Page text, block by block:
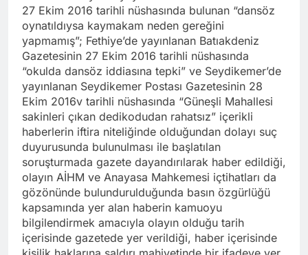
27 Ekim 2016 tarihli nüshasında bulunan “dansöz
oynatıldıysa kaymakam neden gereğini
yapmamış”; Fethiye’de yayınlanan Batıakdeniz
Gazetesinin 27 Ekim 2016 tarihli nüshasında
“okulda dansöz iddiasına tepki” ve Seydikemer’de
yayınlanan Seydikemer Postası Gazetesinin 28
Ekim 2016v tarihli nüshasında “Güneşli Mahallesi
sakinleri çıkan dedikodudan rahatsız” içerikli
haberlerin iftira niteliğinde olduğundan dolayı suç
duyurusunda bulunulması ile başlatılan
soruşturmada gazete dayandırılarak haber edildiği,
olayın AİHM ve Anayasa Mahkemesi içtihatları da
gözönünde bulundurulduğunda basın özgürlüğü
kapsamında yer alan haberin kamuoyu
bilgilendirmek amacıyla olayın olduğu tarih
içerisinde gazetede yer verildiği, haber içerisinde